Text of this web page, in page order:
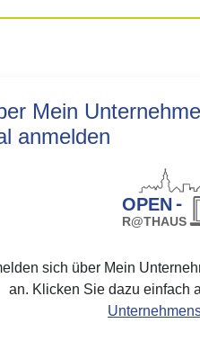
Mein
anmelden
sich über Mein
an. Klicken Sie dazu einfach